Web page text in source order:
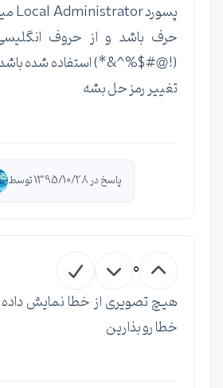
حرف باشد و از حروف
(!@#$%^&*) استفاده شده باشد
تغییر رمز حل بشه
پاسخ در 1395/10/28 توسط
0
هیچ تصویری از خطا نمایش
خطا رو بذارین